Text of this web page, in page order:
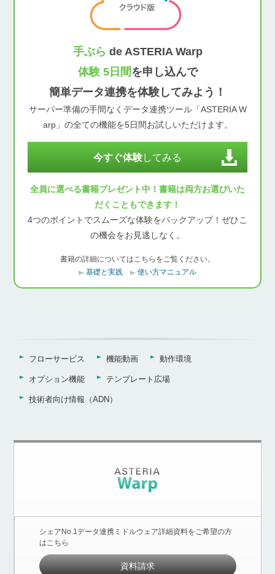
手ぶら de ASTERIA Warp
体験 5日間を申し込んで
簡単データ連携を体験してみよう！
サーバー準備の手間なくデータ連携ツール「ASTERIA W
arp」の全ての機能を5日間お試しいただけます。
今すぐ体験してみる
全員に選べる書籍プレゼント中！書籍は両方お選びいた
だくこともできます！
4つのポイントでスムーズな体験をバックアップ！ぜひこ
の機会をお見逃しなく。
書籍の詳細についてはこちらをご覧ください。
基礎と実践
使い方マニュアル
フローサービス 機能動画 動作環境
オプション機能 テンプレート広場
技術者向け情報（ADN）
シェアNo.1データ連携ミドルウェア詳細資料をご希望の方
はこちら
資料請求